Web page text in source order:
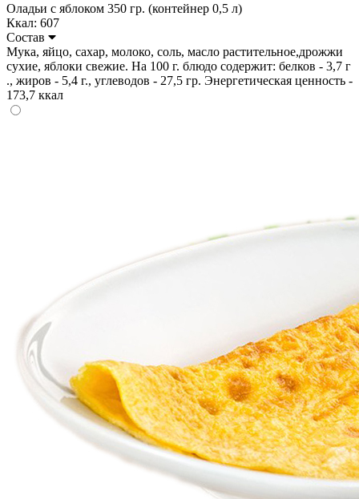
Оладьи с яблоком 350 гр. (контейнер 0,5 л)
Ккал: 607
Состав
Мука, яйцо, сахар, молоко, соль, масло растительное,дрожжи
сухие, яблоки свежие. На 100 г. блюдо содержит: белков - 3,7 г
., жиров - 5,4 г., углеводов - 27,5 гр. Энергетическая ценность -
173,7 ккал